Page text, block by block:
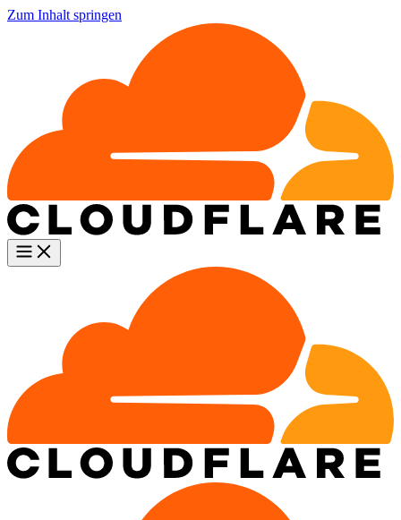
Zum Inhalt springen